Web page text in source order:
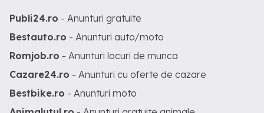
Publi24.ro - Anunturi gratuite
Bestauto.ro - Anunturi auto/moto
Romjob.ro - Anunturi locuri de munca
Cazare24.ro - Anunturi cu oferte de cazare
Bestbike.ro - Anunturi moto